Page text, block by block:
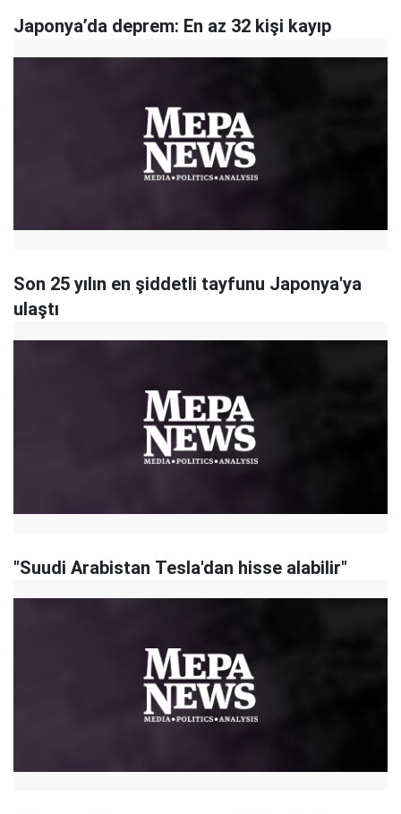
Japonya’da deprem: En az 32 kişi kayıp
Son 25 yılın en şiddetli tayfunu Japonya'ya
ulaştı
"Suudi Arabistan Tesla'dan hisse alabilir"